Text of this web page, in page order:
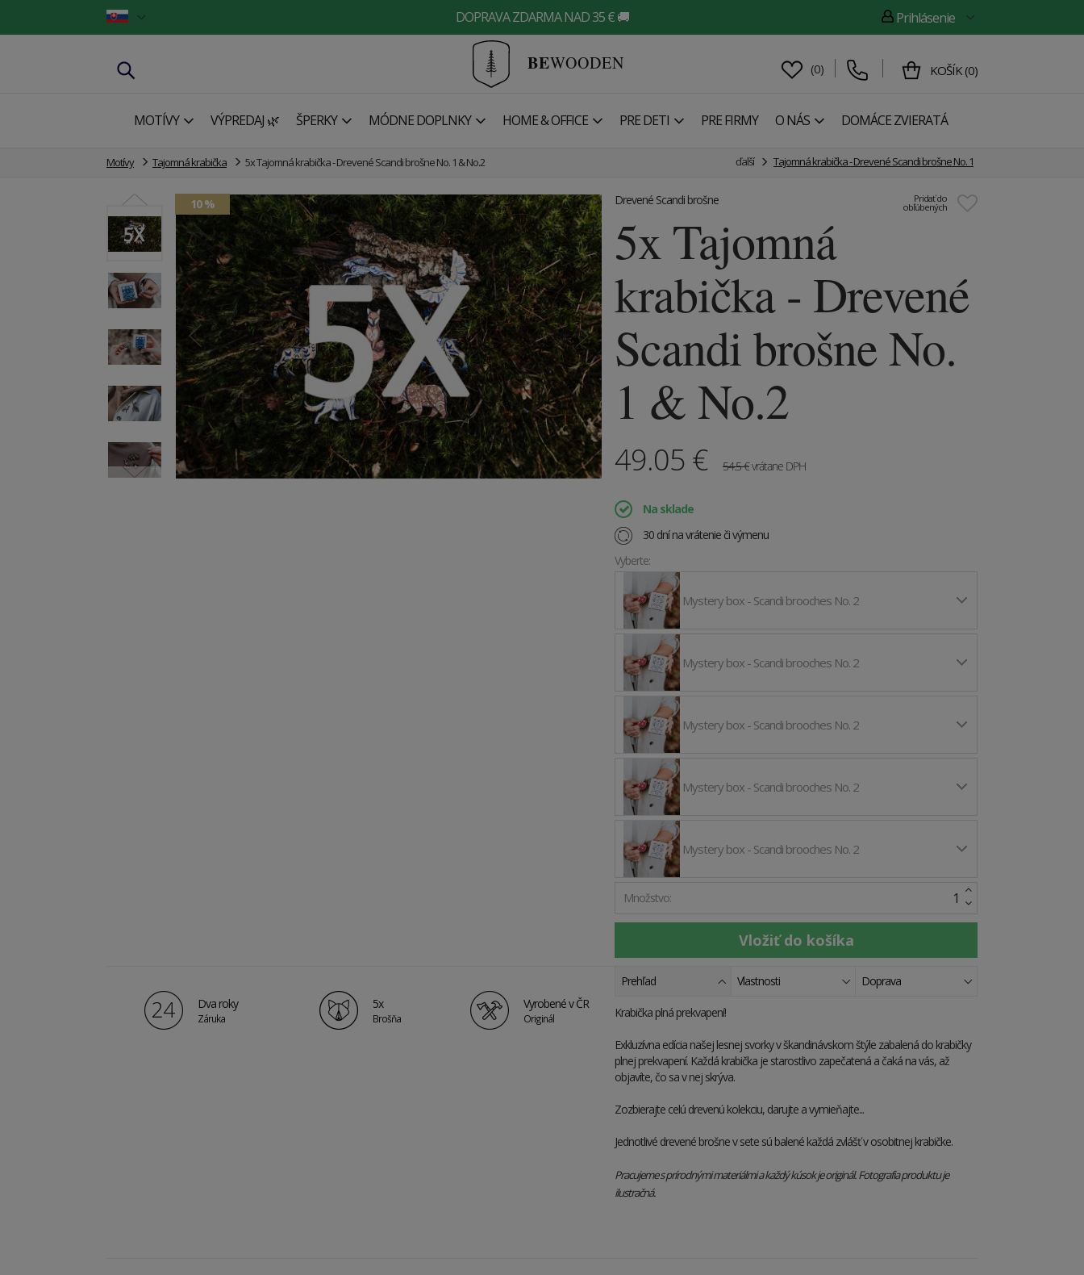
DOPRAVA ZDARMA NAD 35 € 🚚 Prihlásenie
BEWOODEN (0) KOŠÍK (0)
MOTÍVY VÝPREDAJ 🌿 ŠPERKY MÓDNE DOPLNKY HOME & OFFICE PRE DETI PRE FIRMY O NÁS DOMÁCE ZVIERATÁ
Motívy Tajomná krabička 5x Tajomná krabička - Drevené Scandi brošne No. 1 & No.2 ďalší Tajomná krabička - Drevené Scandi brošne No. 1
10 % Pridať do
obľúbených
Drevené Scandi brošne
5x Tajomná
krabička - Drevené
Scandi brošne No.
1 & No.2
49.05 € 54.5€vrátane DPH
Na sklade
30 dní na vrátenie či výmenu
Vyberte:
Mystery box - Scandi brooches No. 2
Mystery box - Scandi brooches No. 2
Mystery box - Scandi brooches No. 2
Mystery box - Scandi brooches No. 2
Mystery box - Scandi brooches No. 2
Množstvo:
Dva roky
Záruka
5x
Brošňa
Vyrobené v ČR
Originál
Prehľad Vlastnosti Doprava
Krabička plná prekvapení!
Exkluzívna edícia našej lesnej svorky v škandinávskom štýle zabalená do krabičky
plnej prekvapení. Každá krabička je starostlivo zapečatená a čaká na vás, až
objavíte, čo sa v nej skrýva.
Zozbierajte celú drevenú kolekciu, darujte a vymieňajte...
Jednotlivé drevené brošne v sete sú balené každá zvlášť v osobitnej krabičke.
Pracujeme s prírodnými materiálmi a každý kúsok je originál. Fotografia produktu je
ilustračná.